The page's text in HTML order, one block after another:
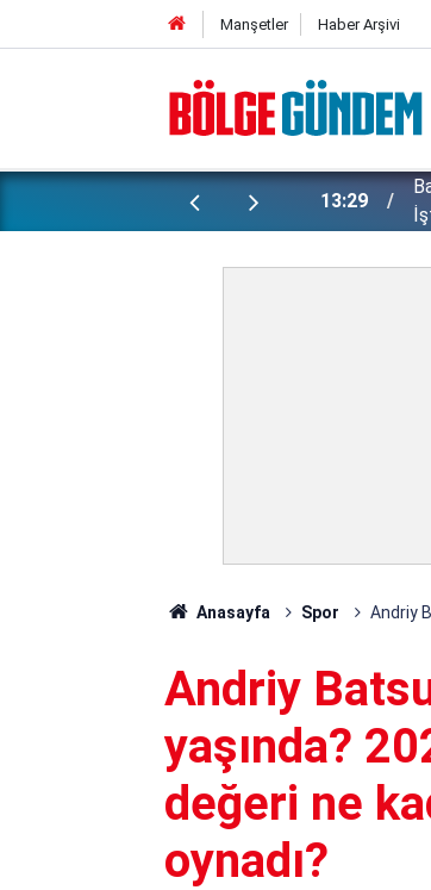
Manşetler Haber Arşivi
yapılan gizli planları deşifre etti! 13:29
Anasayfa Spor Andriy
Andriy
yaşında?
değeri ne
oynadı?